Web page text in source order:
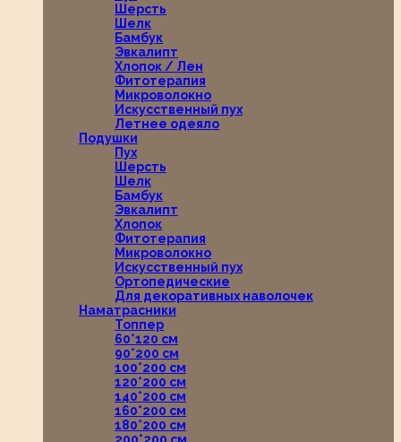
Шерсть
Шелк
Бамбук
Эвкалипт
Хлопок / Лен
Фитотерапия
Микроволокно
Искусственный пух
Летнее одеяло
Подушки
Пух
Шерсть
Шелк
Бамбук
Эвкалипт
Хлопок
Фитотерапия
Микроволокно
Искусственный пух
Ортопедические
Для декоративных наволочек
Наматрасники
Топпер
60*120 см
90*200 см
100*200 см
120*200 см
140*200 см
160*200 см
180*200 см